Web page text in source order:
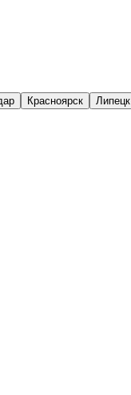
Красноярск Липецк